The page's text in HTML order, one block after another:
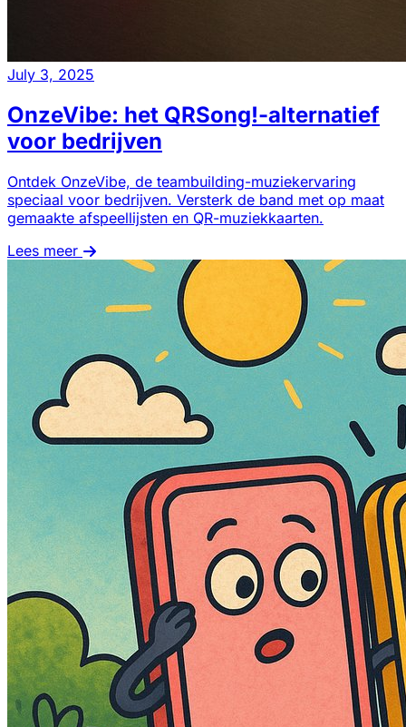
July 3, 2025
OnzeVibe: het QRSong!-alternatief
voor bedrijven
Ontdek OnzeVibe, de teambuilding-muziekervaring
speciaal voor bedrijven. Versterk de band met op maat
gemaakte afspeellijsten en QR-muziekkaarten.
Lees meer